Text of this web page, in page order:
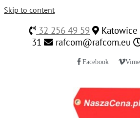
Skip to content
32 256 49 59
Katowice
31
rafcom@rafcom.eu
Facebook